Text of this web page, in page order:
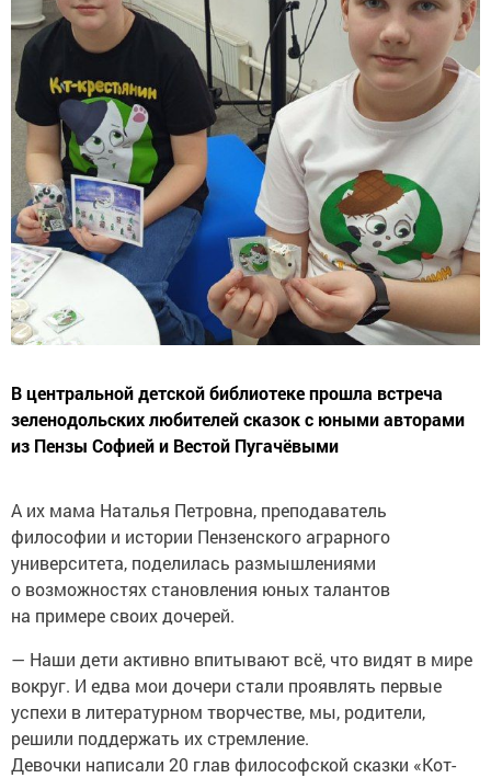
В центральной детской библиотеке прошла встреча
зеленодольских любителей сказок с юными авторами
из Пензы Софией и Вестой Пугачёвыми
А их мама Наталья Петровна, преподаватель
философии и истории Пензенского аграрного
университета, поделилась размышлениями
о возможностях становления юных талантов
на примере своих дочерей.
— Наши дети активно впитывают всё, что видят в мире
вокруг. И едва мои дочери стали проявлять первые
успехи в литературном творчестве, мы, родители,
решили поддержать их стремление.
Девочки написали 20 глав философской сказки «Кот-